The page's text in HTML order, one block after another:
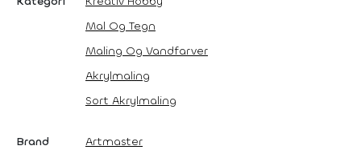
Mal Og Tegn
Maling Og Vandfarver
Akrylmaling
Sort Akrylmaling
Brand Artmaster